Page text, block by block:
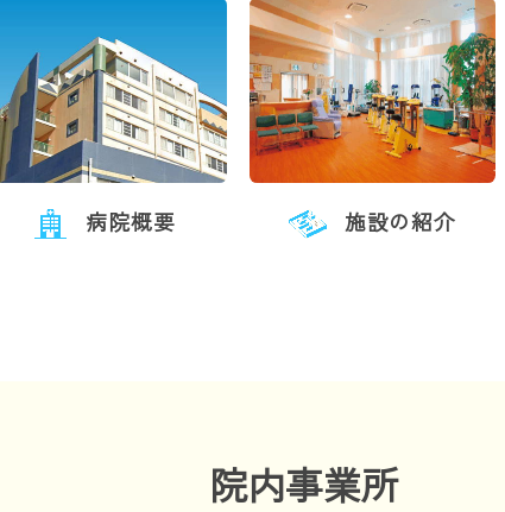
病院概要 施設の紹介
院内事業所